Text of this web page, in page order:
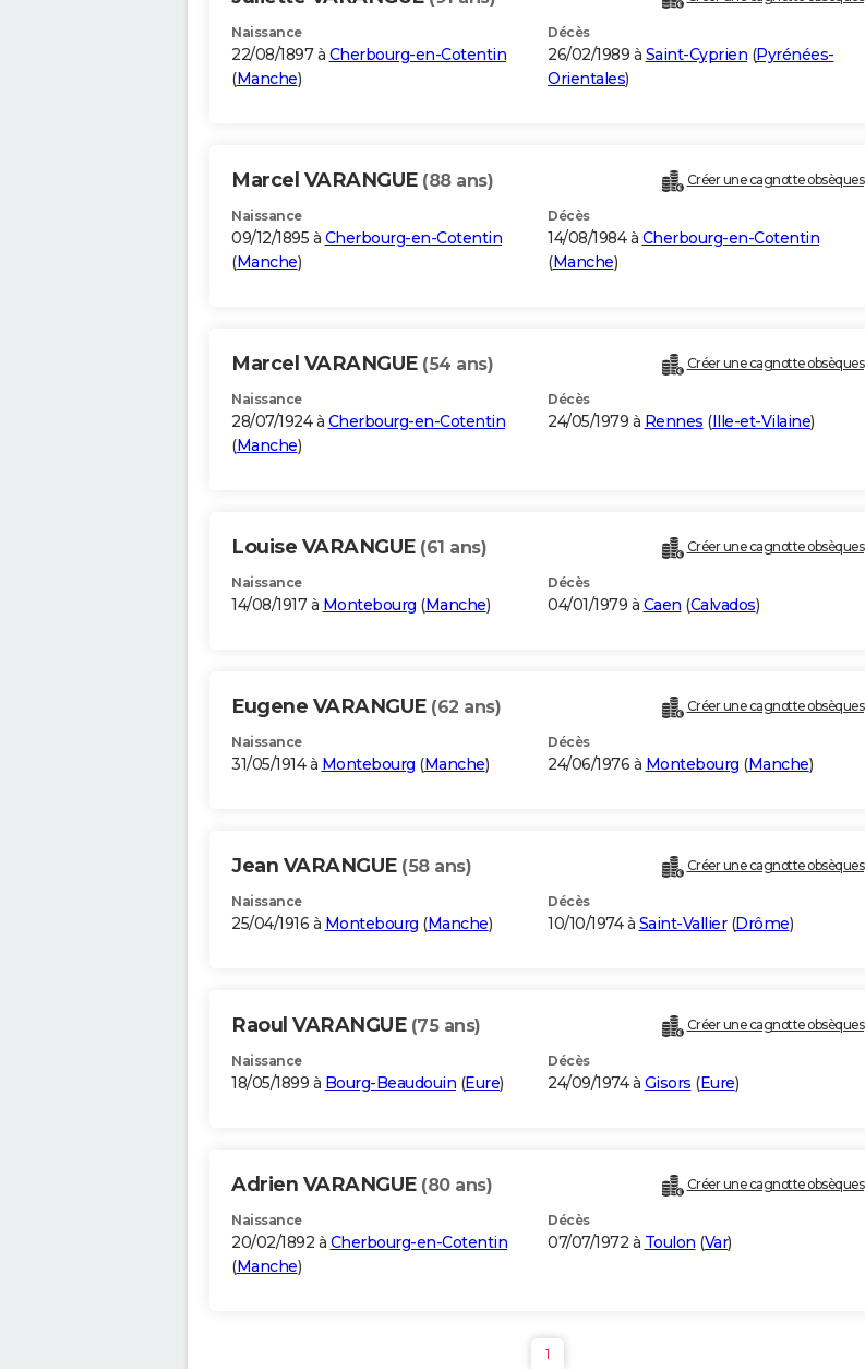
Naissance
22/08/1897 à Cherbourg-en-Cotentin
(Manche)
Décès
26/02/1989 à Saint-Cyprien (Pyrénées-
Orientales)
Marcel VARANGUE (88 ans) Créer une cagnotte obsèques
Naissance
09/12/1895 à Cherbourg-en-Cotentin
(Manche)
Décès
14/08/1984 à Cherbourg-en-Cotentin
(Manche)
Marcel VARANGUE (54 ans) Créer une cagnotte obsèques
Naissance
28/07/1924 à Cherbourg-en-Cotentin
(Manche)
Décès
24/05/1979 à Rennes (Ille-et-Vilaine)
Louise VARANGUE (61 ans) Créer une cagnotte obsèques
Naissance
14/08/1917 à Montebourg (Manche)
Décès
04/01/1979 à Caen (Calvados)
Eugene VARANGUE (62 ans) Créer une cagnotte obsèques
Naissance
31/05/1914 à Montebourg (Manche)
Décès
24/06/1976 à Montebourg (Manche)
Jean VARANGUE (58 ans) Créer une cagnotte obsèques
Naissance
25/04/1916 à Montebourg (Manche)
Décès
10/10/1974 à Saint-Vallier(Drôme)
Raoul VARANGUE (75 ans) Créer une cagnotte obsèques
Naissance
18/05/1899 à Bourg-Beaudouin (Eure)
Décès
24/09/1974 à Gisors (Eure)
Adrien VARANGUE (80 ans) Créer une cagnotte obsèques
Naissance
20/02/1892 à Cherbourg-en-Cotentin
(Manche)
Décès
07/07/1972 à Toulon (Var)
1